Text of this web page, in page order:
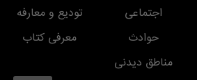
اجتماعی
تودیع و معارفه
حوادث
معرفی کتاب
مناطق دیدنی